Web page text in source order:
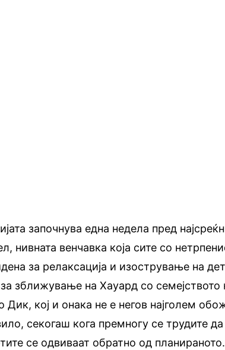
започнува една недела пред
нивната венчавка која сите со
за релаксација и изострување на
зближување на Хауард со
Дик, кој и онака не е негов најголем
секогаш кога премногу се трудите
се одвиваат обратно од